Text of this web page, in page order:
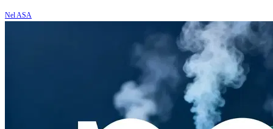
Nel ASA